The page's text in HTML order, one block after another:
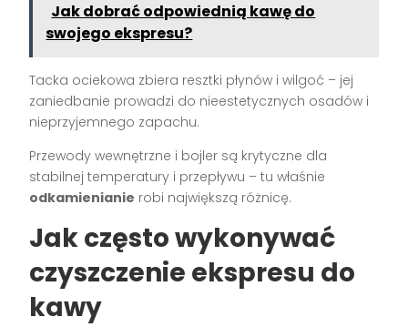
Jak dobrać odpowiednią kawę do
swojego ekspresu?
Tacka ociekowa zbiera resztki płynów i wilgoć – jej
zaniedbanie prowadzi do nieestetycznych osadów i
nieprzyjemnego zapachu.
Przewody wewnętrzne i bojler są krytyczne dla
stabilnej temperatury i przepływu – tu właśnie
odkamienianie robi największą różnicę.
Jak często wykonywać
czyszczenie ekspresu do
kawy